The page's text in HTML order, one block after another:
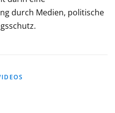
durch Medien, politische